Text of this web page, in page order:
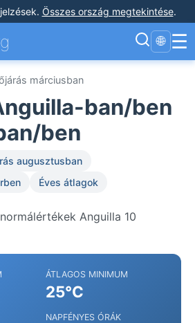
. Összes ország megtekintése.
🌐 ☰
márciusban
ban/ben
ben
augusztusban
Éves átlagok
Anguilla 10
ÁTLAGOS MINIMUM
25°C
NAPFÉNYES ÓRÁK